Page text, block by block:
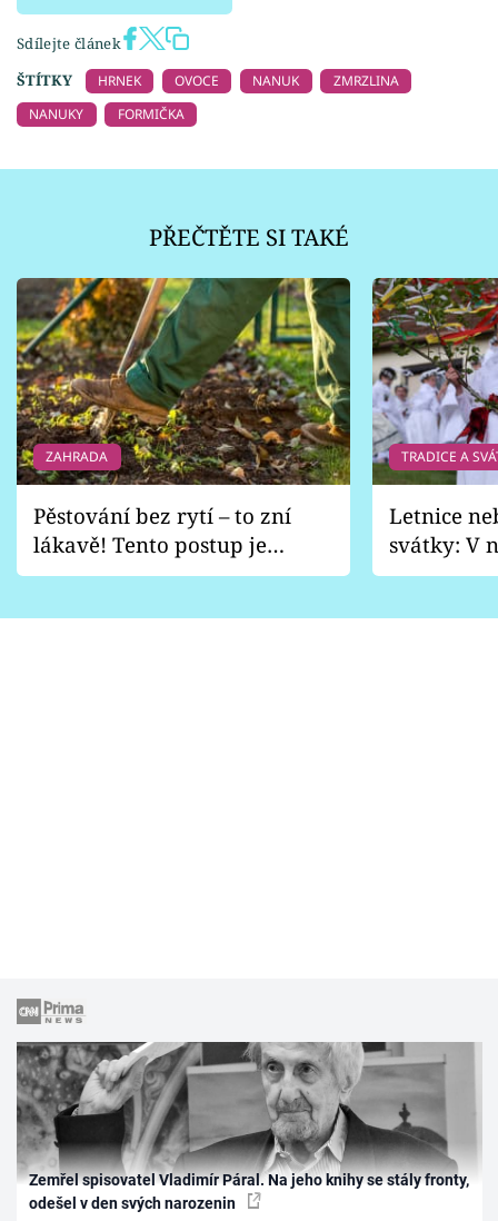
Sdílejte článek
ŠTÍTKY
HRNEK OVOCE NANUK
ZMRZLINA
NANUKY
FORMIČKA
PŘEČTĚTE SI TAKÉ
ZAHRADA
Pěstování bez rytí – to zní
lákavě! Tento postup je
vhodný jen pro některé
TRADICE A
Letnice
svátky: V
pondělí
Zemřel spisovatel Vladimír Páral. Na jeho knihy se stály fronty,
odešel v den svých narozenin